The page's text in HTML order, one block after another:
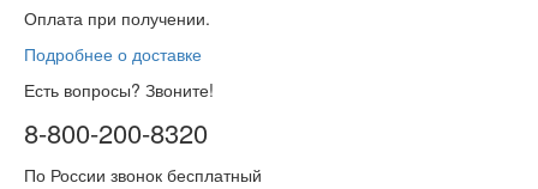
Оплата при получении.
Подробнее о доставке
Есть вопросы? Звоните!
8-800-200-8320
По России звонок бесплатный